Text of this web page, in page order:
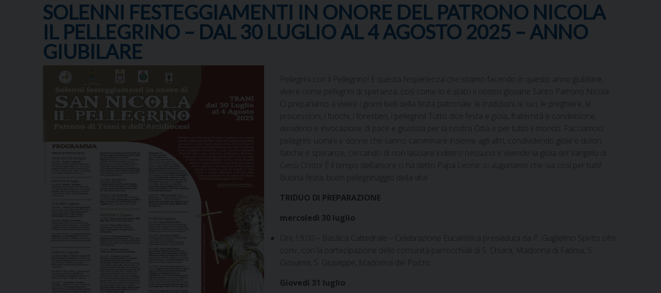
SOLENNI FESTEGGIAMENTI IN ONORE DEL PATRONO NICOLA
IL PELLEGRINO – DAL 30 LUGLIO AL 4 AGOSTO 2025 – ANNO
GIUBILARE
Pellegrini con il Pellegrino! È questa l’esperienza che stiamo facendo in questo anno giubilare,
vivere come pellegrini di speranza, così come lo è stato il nostro giovane Santo Patrono Nicola.
Ci prepariamo a vivere i giorni belli della festa patronale: le tradizioni, le luci, le preghiere, le
processioni, i fuochi, i forestieri, i pellegrini! Tutto dice festa e gioia, fraternità e condivisione,
desiderio e invocazione di pace e giustizia per la nostra Città e per tutto il mondo. Facciamoci
pellegrini: uomini e donne che sanno camminare insieme agli altri, condividendo gioie e dolori,
fatiche e speranze, cercando di non lasciare indietro nessuno e vivendo la gioia del Vangelo di
Gesù Cristo! È il tempo dell’amore ci ha detto Papa Leone: ci auguriamo che sia così per tutti!
Buona festa, buon pellegrinaggio della vita!
TRIDUO DI PREPARAZIONE
mercoledì 30 luglio
Ore 19:00 – Basilica Cattedrale – Celebrazione Eucaristica presieduta da P. Guglielmo Spirito ofm
conv., con la partecipazione delle comunità parrocchiali di S. Chiara, Madonna di Fatima, S.
Giovanni, S. Giuseppe, Madonna del Pozzo.
Giovedì 31 luglio